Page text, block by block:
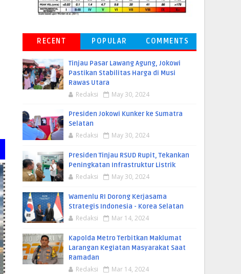
RECENT POPULAR COMMENTS
Tinjau Pasar Lawang Agung, Jokowi
Pastikan Stabilitas Harga di Musi
Rawas Utara
Redaksi May 30, 2024
Presiden Jokowi Kunker ke Sumatra
Selatan
Redaksi May 30, 2024
Presiden Tinjau RSUD Rupit, Tekankan
Peningkatan Infrastruktur Listrik
Redaksi May 30, 2024
Wamenlu RI Dorong Kerjasama
Strategis Indonesia - Korea Selatan
Redaksi Mar 14, 2024
Kapolda Metro Terbitkan Maklumat
Larangan Kegiatan Masyarakat Saat
Ramadan
Redaksi Mar 14, 2024